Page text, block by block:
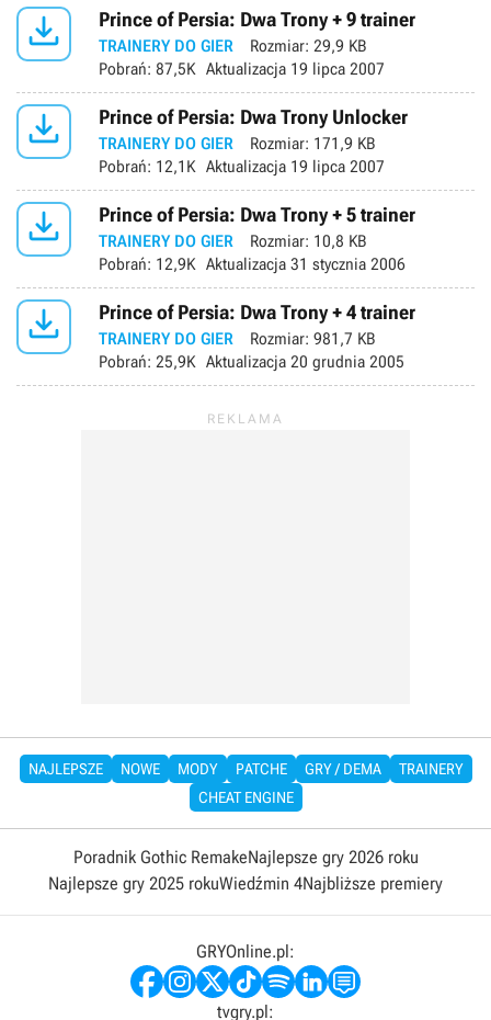
 Prince of Persia: Dwa Trony + 9 trainer
TRAINERY DO GIER Rozmiar: 29,9 KB
Pobrań: 87,5K Aktualizacja 19 lipca 2007
 Prince of Persia: Dwa Trony Unlocker
TRAINERY DO GIER Rozmiar: 171,9 KB
Pobrań: 12,1K Aktualizacja 19 lipca 2007
 Prince of Persia: Dwa Trony + 5 trainer
TRAINERY DO GIER Rozmiar: 10,8 KB
Pobrań: 12,9K Aktualizacja 31 stycznia 2006
 Prince of Persia: Dwa Trony + 4 trainer
TRAINERY DO GIER Rozmiar: 981,7 KB
Pobrań: 25,9K Aktualizacja 20 grudnia 2005
NAJLEPSZE NOWE MODY PATCHE GRY / DEMA
TRAINERY
CHEAT ENGINE
Poradnik Gothic RemakeNajlepsze gry 2026 roku
Najlepsze gry 2025 rokuWiedźmin 4Najbliższe premiery
GRYOnline.pl:
tvgry.pl: